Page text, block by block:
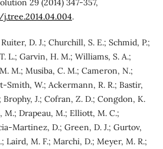
29 (2014) 347-357,
.
D. J.; Churchill, S. E.; Schmid, P.;
L.; Garvin, H. M.; Williams, S. A.;
M.; Musiba, C. M.; Cameron, N.;
Smith, W.; Ackermann, R. R.; Bastir,
J.; Cofran, Z. D.; Congdon, K.
M.; Drapeau, M.; Elliott, M. C.;
Martinez, D.; Green, D. J.; Gurtov,
Laird, M. F.; Marchi, D.; Meyer, M. R.;